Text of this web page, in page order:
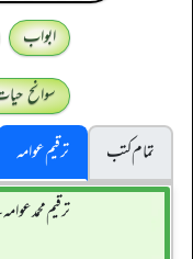
ابواب
سوانح
تمام کتب
ترقیم عوامہ
ترقیم